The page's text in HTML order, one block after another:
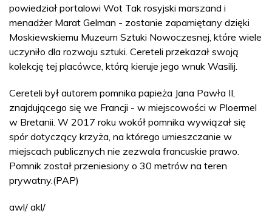
powiedział portalowi Wot Tak rosyjski marszand i
menadżer Marat Gelman - zostanie zapamiętany dzięki
Moskiewskiemu Muzeum Sztuki Nowoczesnej, które wiele
uczyniło dla rozwoju sztuki. Cereteli przekazał swoją
kolekcję tej placówce, którą kieruje jego wnuk Wasilij.
Cereteli był autorem pomnika papieża Jana Pawła II,
znajdującego się we Francji - w miejscowości w Ploermel
w Bretanii. W 2017 roku wokół pomnika wywiązał się
spór dotyczący krzyża, na którego umieszczanie w
miejscach publicznych nie zezwala francuskie prawo.
Pomnik został przeniesiony o 30 metrów na teren
prywatny.(PAP)
awl/ akl/